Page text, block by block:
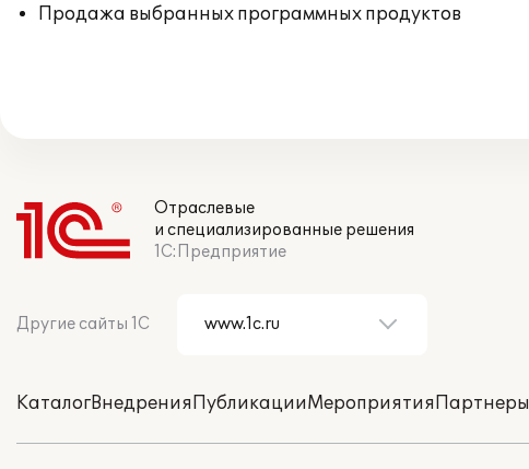
Продажа выбранных программных продуктов
Отраслевые
и специализированные решения
1С:Предприятие
Другие сайты 1С
КаталогВнедренияПубликацииМероприятияПартнеры